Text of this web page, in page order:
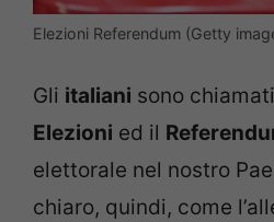
Elezioni Referendum (Getty
Gli italiani sono
Elezioni ed il
elettorale nel nostro
chiaro, quindi, come